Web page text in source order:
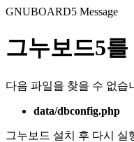
GNUBOARD5 Message
그누보드5
다음 파일을 찾을 수 없습
data/dbconfig.php
그누보드 설치 후 다시 실